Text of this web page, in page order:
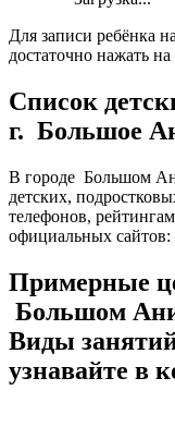
Для записи ребёнка
достаточно нажать
Список
г. Большое
В городе Большом
детских,
телефонов,
официальных сайтов:
Примерные
Большом
Виды
узнавайте в